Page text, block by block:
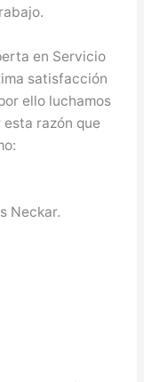
en Servicio
satisfacción
ello luchamos
razón que
Neckar.